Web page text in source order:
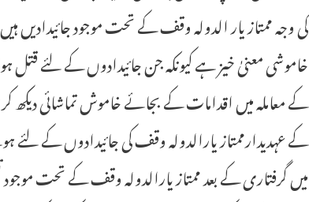
کی وجہ ممتاز یار الدولہ وقف کے تحت موجود جائیدادیں
خاموشی معنیٰ خیز ہے کیونکہ جن جائیدادوں کے لئے
کے معاملہ میں اقدامات کے بجائے خاموش تماشائی دیکھ
کے عہدیدارممتاز یارالدولہ وقف کی جائیدادوں کے
میں گرفتاری کے بعد ممتاز یارالدولہ وقف کے تحت موجود